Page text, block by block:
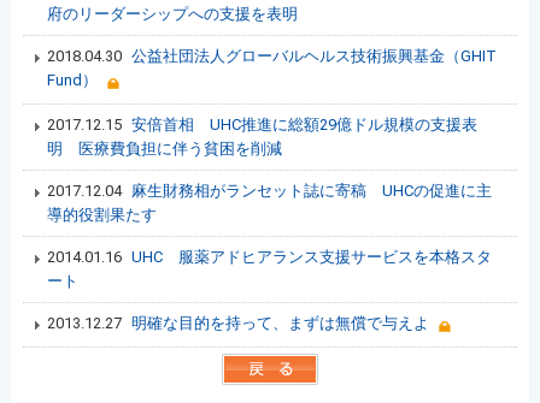
府のリーダーシップへの支援を表明
2018.04.30 公益社団法人グローバルヘルス技術振興基金（GHIT
Fund）
2017.12.15 安倍首相 UHC推進に総額29億ドル規模の支援表
明 医療費負担に伴う貧困を削減
2017.12.04
麻生財務相がランセット誌に寄稿 UHCの促進に主
導的役割果たす
2014.01.16 UHC 服薬アドヒアランス支援サービスを本格スタ
ート
2013.12.27 明確な目的を持って、まずは無償で与えよ